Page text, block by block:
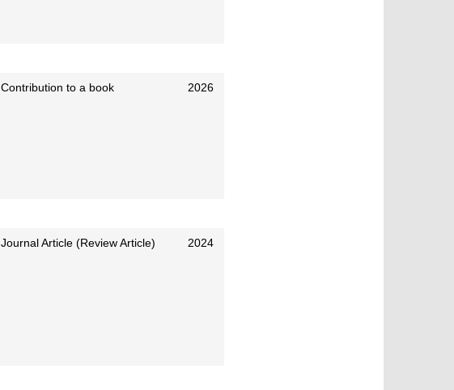
Contribution to a book 2026
Journal Article (Review Article) 2024